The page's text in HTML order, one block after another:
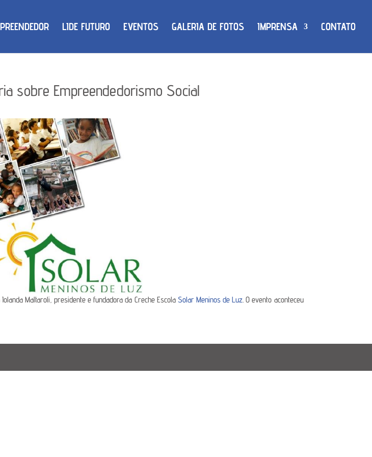
LIDE FUTURO EVENTOS GALERIA DE FOTOS IMPRENSA CONTATO
sobre Empreendedorismo Social
Maltaroli, presidente e fundadora da Creche Escola Solar Meninos de Luz . O evento aconteceu